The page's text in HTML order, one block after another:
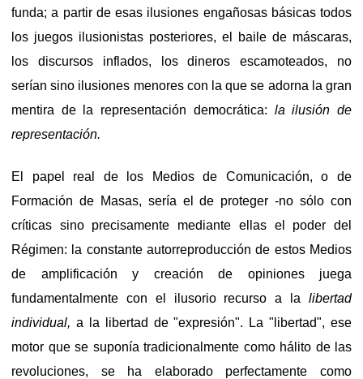
funda; a partir de esas ilusiones engañosas básicas todos
los juegos ilusionistas posteriores, el baile de máscaras,
los discursos inflados, los dineros escamoteados, no
serían sino ilusiones menores con la que se adorna la gran
mentira de la representación democrática: la ilusión de
representación.
El papel real de los Medios de Comunicación, o de
Formación de Masas, sería el de proteger -no sólo con
críticas sino precisamente mediante ellas el poder del
Régimen: la constante autorreproducción de estos Medios
de amplificación y creación de opiniones juega
fundamentalmente con el ilusorio recurso a la libertad
individual, a la libertad de "expresión". La "libertad", ese
motor que se suponía tradicionalmente como hálito de las
revoluciones, se ha elaborado perfectamente como